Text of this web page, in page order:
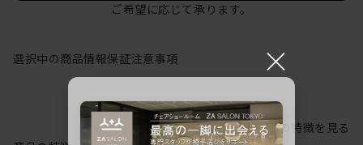
ご希望に応じて承ります。
選択中の商品情報保証注意事項
シリーズの特徴を見る
×